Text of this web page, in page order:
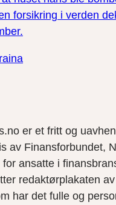
forsikring i verden
er et fritt og
av Finansforbundet,
ansatte i
redaktørplakaten
har det fulle og